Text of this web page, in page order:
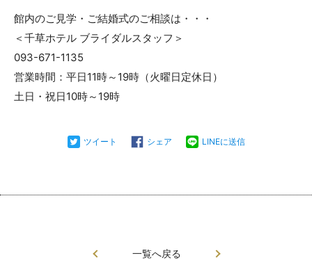
館内のご見学・ご結婚式のご相談は・・・
＜千草ホテル ブライダルスタッフ＞
093-671-1135
営業時間：平日11時～19時（火曜日定休日）
土日・祝日10時～19時
ツイート シェア LINEに送信
一覧へ戻る